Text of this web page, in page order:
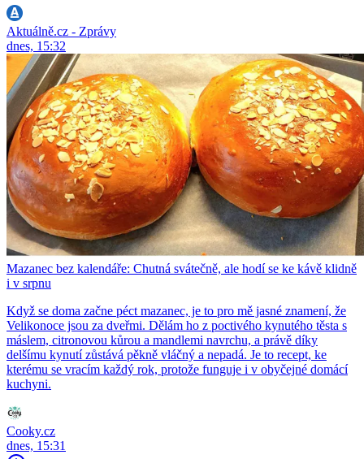
Aktuálně.cz - Zprávy
dnes, 15:32
Mazanec bez kalendáře: Chutná svátečně, ale hodí se ke kávě klidně
i v srpnu
Když se doma začne péct mazanec, je to pro mě jasné znamení, že
Velikonoce jsou za dveřmi. Dělám ho z poctivého kynutého těsta s
máslem, citronovou kůrou a mandlemi navrchu, a právě díky
delšímu kynutí zůstává pěkně vláčný a nepadá. Je to recept, ke
kterému se vracím každý rok, protože funguje i v obyčejné domácí
kuchyni.
Cooky.cz
dnes, 15:31